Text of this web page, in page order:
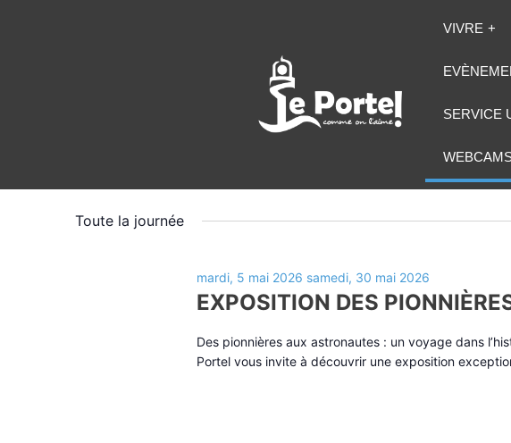
VIVRE
SERVICE
for
mercredi, 20 mai
Sélectionnez
Toute la journée
EXPOSITION DES
mardi, 5 mai 2026 samedi, 30 mai 2026
Des pionnières aux astronautes : un voyage dans
Portel vous invite à découvrir une exposition